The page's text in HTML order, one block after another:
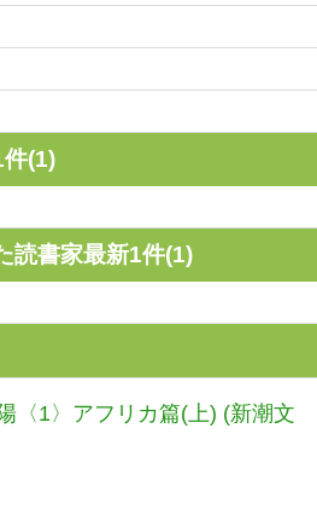
(1)
読書家最新1件(1)
〈1〉アフリカ篇(上) (新潮文